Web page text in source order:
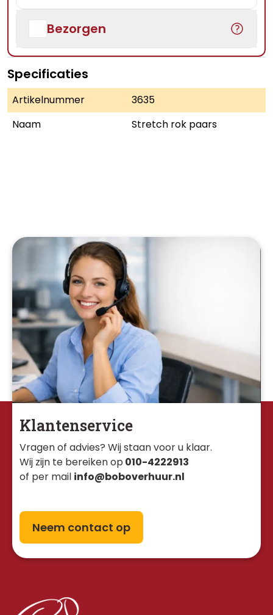
Bezorgen
Specificaties
Artikelnummer
3635
Naam
Stretch rok paars
Klantenservice
Vragen of advies? Wij staan voor u klaar.
Wij zijn te bereiken op 010-4222913
of per mail info@boboverhuur.nl
Neem contact op